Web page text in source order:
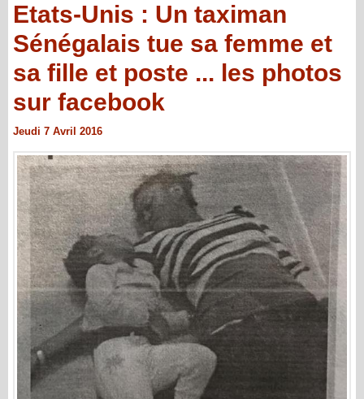
Etats-Unis : Un taximan
Sénégalais tue sa femme et
sa fille et poste ... les photos
sur facebook
Jeudi 7 Avril 2016